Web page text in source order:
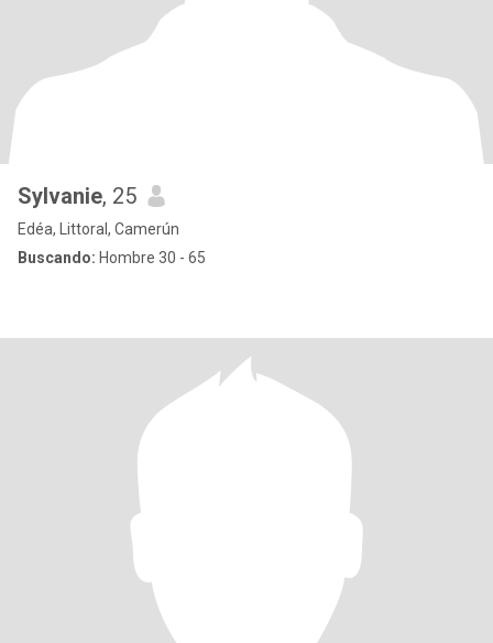
Sylvanie, 25
Edéa, Littoral, Camerún
Buscando: Hombre 30 - 65